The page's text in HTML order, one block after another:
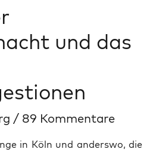
und das
/ 89 Kommentare
in Köln und anderswo, die